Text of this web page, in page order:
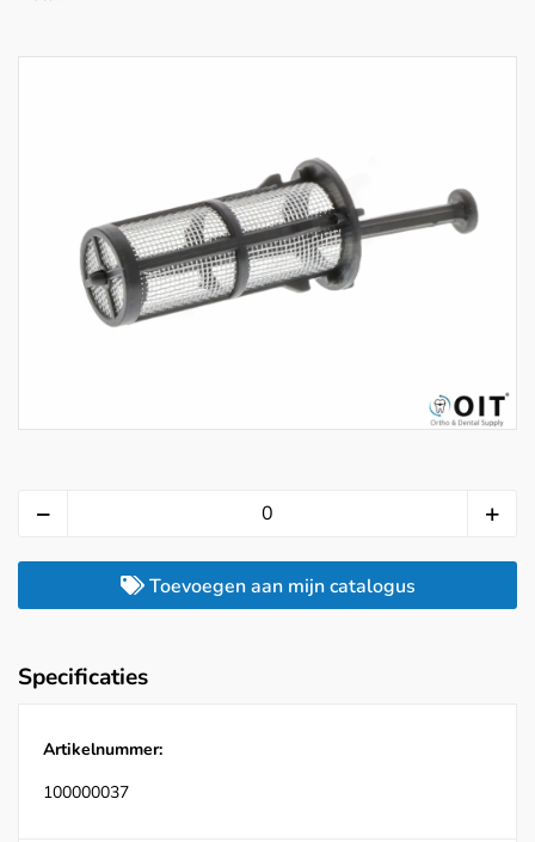
Toevoegen aan mijn catalogus
Specificaties
Artikelnummer:
100000037